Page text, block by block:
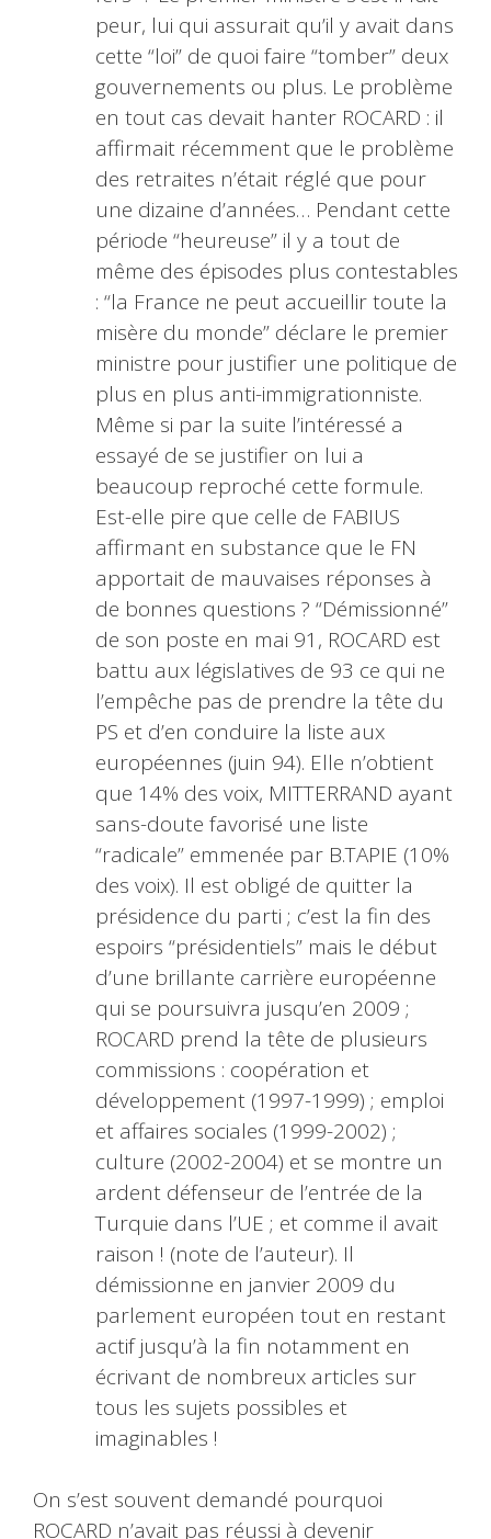
peur, lui qui assurait qu’il y avait dans
cette “loi” de quoi faire “tomber” deux
gouvernements ou plus. Le problème
en tout cas devait hanter ROCARD : il
affirmait récemment que le problème
des retraites n’était réglé que pour
une dizaine d’années… Pendant cette
période “heureuse” il y a tout de
même des épisodes plus contestables
: “la France ne peut accueillir toute la
misère du monde” déclare le premier
ministre pour justifier une politique de
plus en plus anti-immigrationniste.
Même si par la suite l’intéressé a
essayé de se justifier on lui a
beaucoup reproché cette formule.
Est-elle pire que celle de FABIUS
affirmant en substance que le FN
apportait de mauvaises réponses à
de bonnes questions ? “Démissionné”
de son poste en mai 91, ROCARD est
battu aux législatives de 93 ce qui ne
l’empêche pas de prendre la tête du
PS et d’en conduire la liste aux
européennes (juin 94). Elle n’obtient
que 14% des voix, MITTERRAND ayant
sans-doute favorisé une liste
“radicale” emmenée par B.TAPIE (10%
des voix). Il est obligé de quitter la
présidence du parti ; c’est la fin des
espoirs “présidentiels” mais le début
d’une brillante carrière européenne
qui se poursuivra jusqu’en 2009 ;
ROCARD prend la tête de plusieurs
commissions : coopération et
développement (1997-1999) ; emploi
et affaires sociales (1999-2002) ;
culture (2002-2004) et se montre un
ardent défenseur de l’entrée de la
Turquie dans l’UE ; et comme il avait
raison ! (note de l’auteur). Il
démissionne en janvier 2009 du
parlement européen tout en restant
actif jusqu’à la fin notamment en
écrivant de nombreux articles sur
tous les sujets possibles et
imaginables !
On s’est souvent demandé pourquoi
ROCARD n’avait pas réussi à devenir